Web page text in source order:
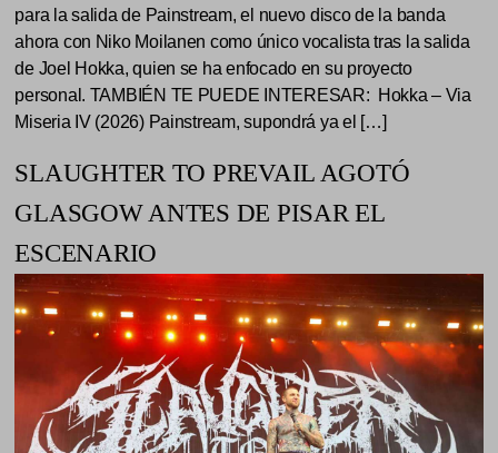
para la salida de Painstream, el nuevo disco de la banda
ahora con Niko Moilanen como único vocalista tras la salida
de Joel Hokka, quien se ha enfocado en su proyecto
personal. TAMBIÉN TE PUEDE INTERESAR: Hokka – Via
Miseria IV (2026) Painstream, supondrá ya el […]
SLAUGHTER TO PREVAIL AGOTÓ
GLASGOW ANTES DE PISAR EL
ESCENARIO